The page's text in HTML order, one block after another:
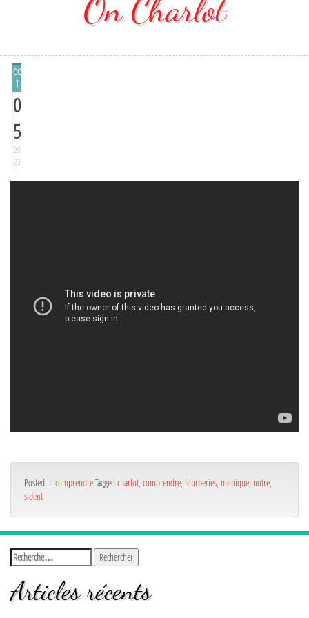
On Charlot
OC
T
0
5
20
23
Posted in comprendreTagged charlot, comprendre, fourberies, monique, notre,
sident
Articles récents